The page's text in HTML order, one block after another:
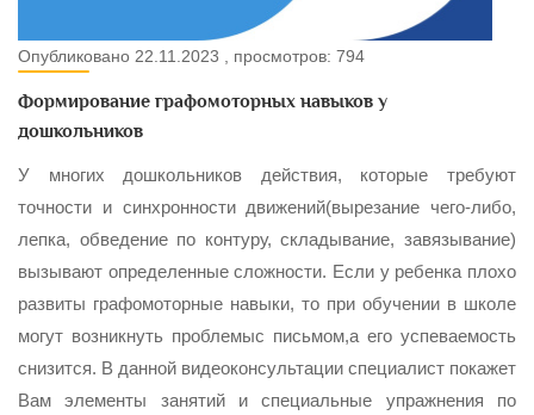
Опубликовано 22.11.2023 , просмотров: 794
Формирование графомоторных навыков у
дошкольников
У многих дошкольников действия, которые требуют
точности и синхронности движений(вырезание чего-либо,
лепка, обведение по контуру, складывание, завязывание)
вызывают определенные сложности. Если у ребенка плохо
развиты графомоторные навыки, то при обучении в школе
могут возникнуть проблемыс письмом,а его успеваемость
снизится. В данной видеоконсультации специалист покажет
Вам элементы занятий и специальные упражнения по